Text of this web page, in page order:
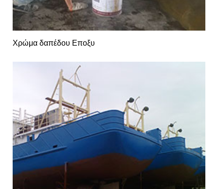
Χρώμα δαπέδου Εποξυ